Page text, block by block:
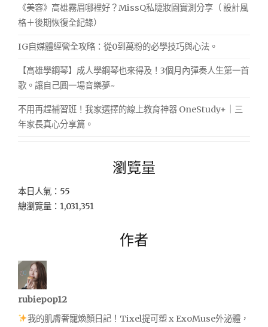
《美容》高雄霧眉哪裡好？MissQ私睫妝園實測分享（ 設計風
格＋後期恢復全紀錄）
IG自媒體經營全攻略：從0到萬粉的必學技巧與心法。
【高雄學鋼琴】成人學鋼琴也來得及！3個月內彈奏人生第一首
歌。讓自己圓一場音樂夢~
不用再趕補習班！我家選擇的線上教育神器 OneStudy+｜三
年家長真心分享篇。
瀏覽量
本日人氣：55
總瀏覽量：1,031,351
作者
rubiepop12
我的肌膚奢寵煥顏日記！Tixel提可塑 x ExoMuse外泌體，